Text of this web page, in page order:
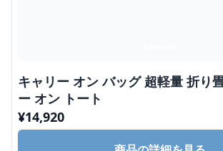
キャリー オン バッグ 超軽量 折り
ー オン トート
¥14,920